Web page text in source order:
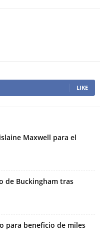
LIKE
Maxwell para el
de Buckingham tras
para beneficio de miles